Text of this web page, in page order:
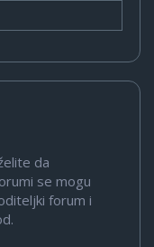
da
se mogu
forum i